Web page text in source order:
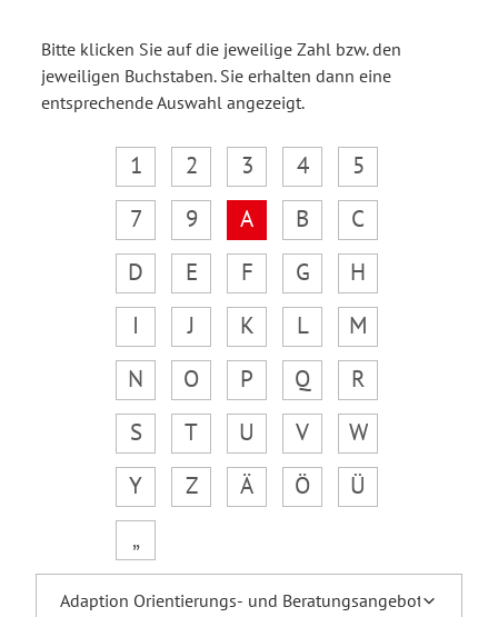
Bitte klicken Sie auf die jeweilige Zahl bzw. den
jeweiligen Buchstaben. Sie erhalten dann eine
entsprechende Auswahl angezeigt.
1 2 3 4
5
7
9 A B
C
D
E F G
H
I
J K L
M
N
O P Q
R
S
T U V
W
Y
Z Ä Ö
Ü
„